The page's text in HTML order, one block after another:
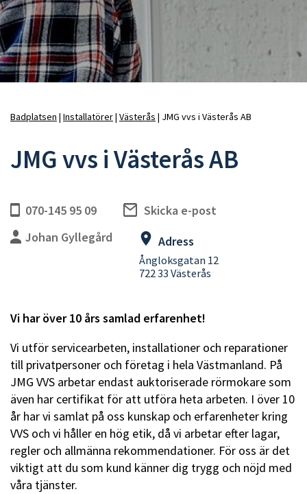
Badplatsen Installatörer Västerås JMG vvs i Västerås AB
JMG vvs i Västerås AB
070-145 95 09
Skicka e-post
Johan Gyllegård
Adress
Ångloksgatan 12
722 33 Västerås
Vi har över 10 års samlad erfarenhet!
Vi utför servicearbeten, installationer och reparationer
till privatpersoner och företag i hela Västmanland. På
JMG VVS arbetar endast auktoriserade rörmokare som
även har certifikat för att utföra heta arbeten. I över 10
år har vi samlat på oss kunskap och erfarenheter kring
VVS och vi håller en hög etik, då vi arbetar efter lagar,
regler och allmänna rekommendationer. För oss är det
viktigt att du som kund känner dig trygg och nöjd med
våra tjänster.